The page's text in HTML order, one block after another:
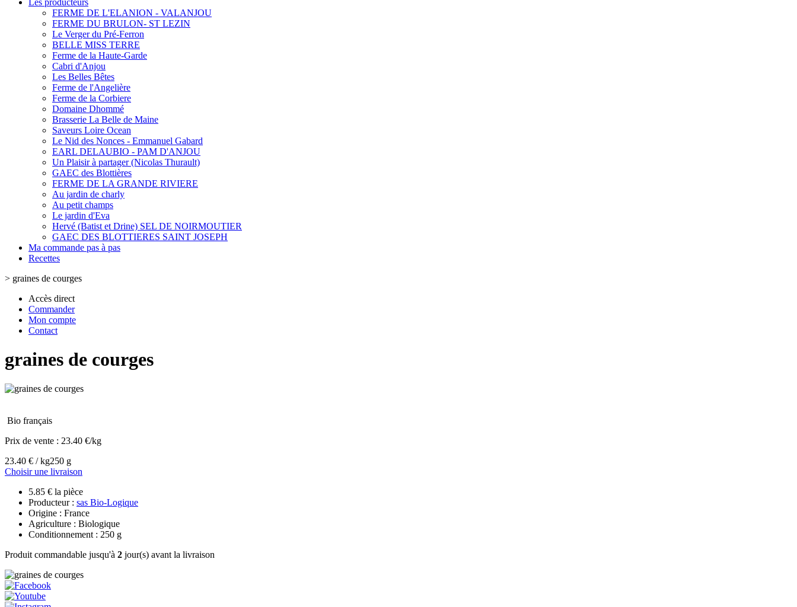
Les producteurs
FERME DE L'ELANION - VALANJOU
FERME DU BRULON- ST LEZIN
Le Verger du Pré-Ferron
BELLE MISS TERRE
Ferme de la Haute-Garde
Cabri d'Anjou
Les Belles Bêtes
Ferme de l'Angelière
Ferme de la Corbiere
Domaine Dhommé
Brasserie La Belle de Maine
Saveurs Loire Ocean
Le Nid des Nonces - Emmanuel Gabard
EARL DELAUBIO - PAM D'ANJOU
Un Plaisir à partager (Nicolas Thurault)
GAEC des Blottières
FERME DE LA GRANDE RIVIERE
Au jardin de charly
Au petit champs
Le jardin d'Eva
Hervé (Batist et Drine) SEL DE NOIRMOUTIER
GAEC DES BLOTTIERES SAINT JOSEPH
Ma commande pas à pas
Recettes
> graines de courges
Accès direct
Commander
Mon compte
Contact
graines de courges
Bio français
Prix de vente : 23.40 €/kg
23.40 € / kg250 g
Choisir une livraison
5.85 € la pièce
Producteur : sas Bio-Logique
Origine : France
Agriculture : Biologique
Conditionnement : 250 g
Produit commandable jusqu'à 2 jour(s) avant la livraison